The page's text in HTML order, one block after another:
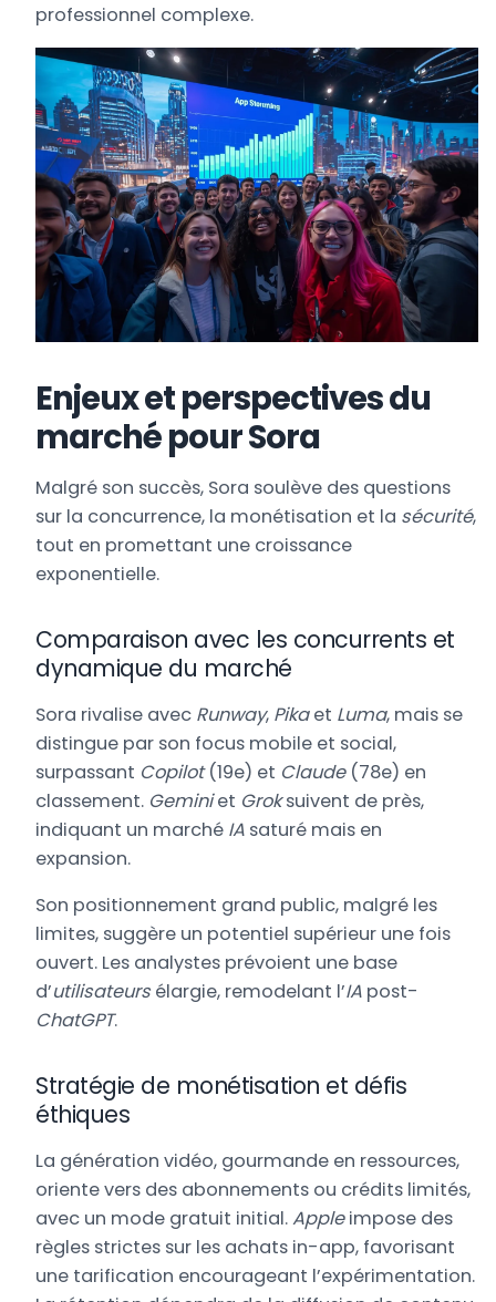
professionnel complexe.
Enjeux et perspectives du
marché pour Sora
Malgré son succès, Sora soulève des questions
sur la concurrence, la monétisation et la sécurité,
tout en promettant une croissance
exponentielle.
Comparaison avec les concurrents et
dynamique du marché
Sora rivalise avec Runway, Pikaet Luma, mais se
distingue par son focus mobile et social,
surpassant Copilot(19e) et Claude(78e) en
classement. Geminiet Groksuivent de près,
indiquant un marché IA saturé mais en
expansion.
Son positionnement grand public, malgré les
limites, suggère un potentiel supérieur une fois
ouvert. Les analystes prévoient une base
d’utilisateurs élargie, remodelant l’IA post-
ChatGPT.
Stratégie de monétisation et défis
éthiques
La génération vidéo, gourmande en ressources,
oriente vers des abonnements ou crédits limités,
avec un mode gratuit initial.Appleimpose des
règles strictes sur les achats in-app, favorisant
une tarification encourageant l’expérimentation.